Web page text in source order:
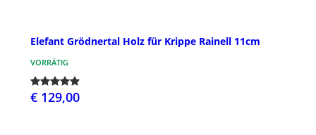
Elefant Grödnertal Holz für Krippe Rainell 11cm
VORRÄTIG
€ 129,00